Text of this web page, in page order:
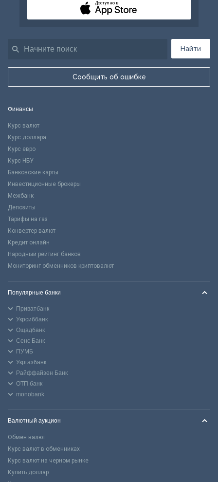
Найти
Сообщить об ошибке
Доступно в
Финансы
Курс валют
Курс доллара
Курс евро
Курс НБУ
Банковские карты
Инвестиционные брокеры
Межбанк
Депозиты
Тарифы на газ
Конвертер валют
Кредит онлайн
Народный рейтинг банков
Мониторинг обменников криптовалют
Популярные банки
Приватбанк
Укрсиббанк
Ощадбанк
Сенс Банк
ПУМБ
Укргазбанк
Райффайзен Банк
ОТП банк
monobank
Валютный аукцион
Обмен валют
Курс валют в обменниках
Курс валют на черном рынке
Купить доллар